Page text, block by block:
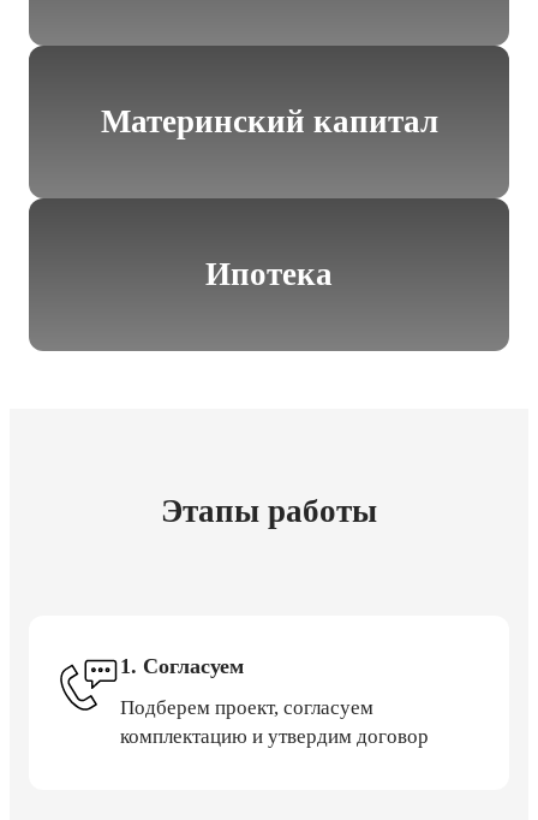
Материнский капитал
Ипотека
Этапы работы
1. Согласуем
Подберем проект, согласуем
комплектацию и утвердим договор